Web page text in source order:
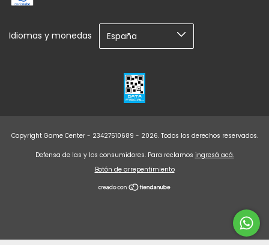
Idiomas y monedas
Copyright Game Center - 23427510689 - 2026. Todos los derechos reservados.
Defensa de las y los consumidores. Para reclamos ingresá acá.
Botón de arrepentimiento